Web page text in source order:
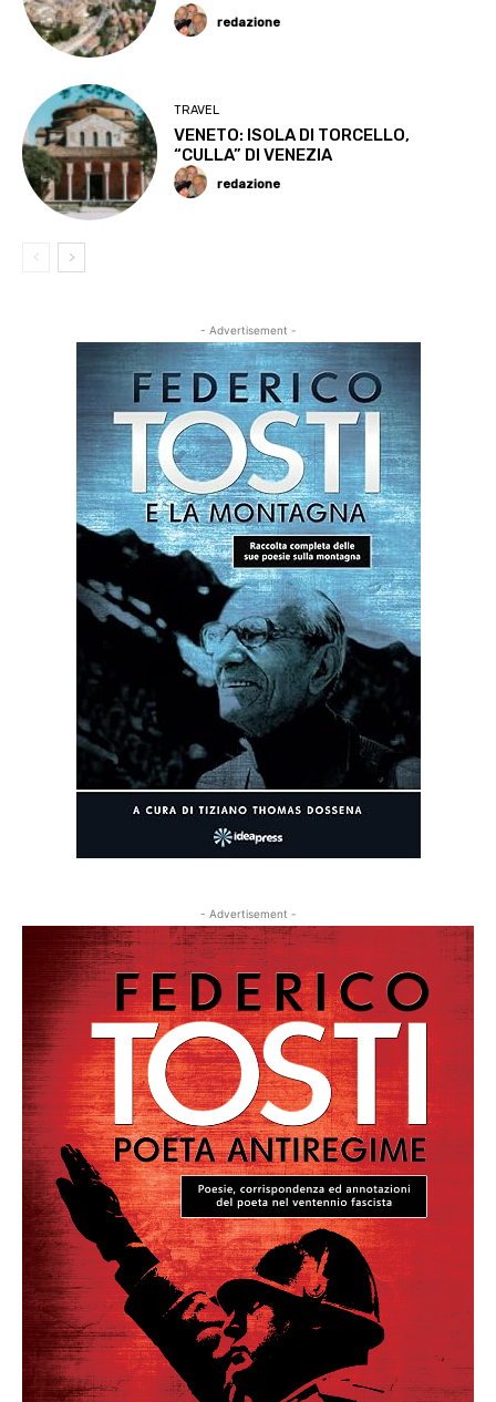
redazione
TRAVEL
VENETO: ISOLA DI TORCELLO,
“CULLA” DI VENEZIA
redazione
- Advertisement -
- Advertisement -